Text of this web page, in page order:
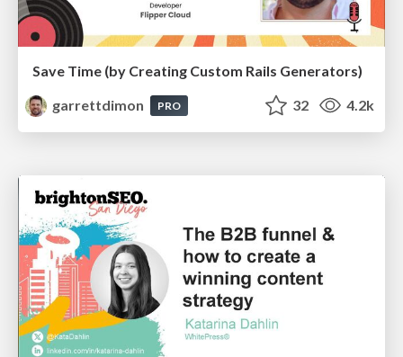
Save Time (by Creating Custom Rails Generators)
garrettdimon
PRO 32 4.2k